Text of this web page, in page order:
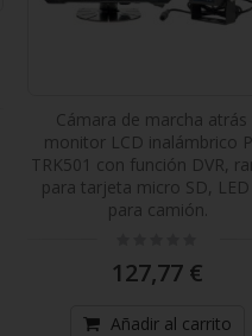
Cámara de marcha atrás
monitor LCD inalámbrico
TRK501 con función DVR,
para tarjeta micro SD, LED
para camión.
127,77 €
Añadir al carrito